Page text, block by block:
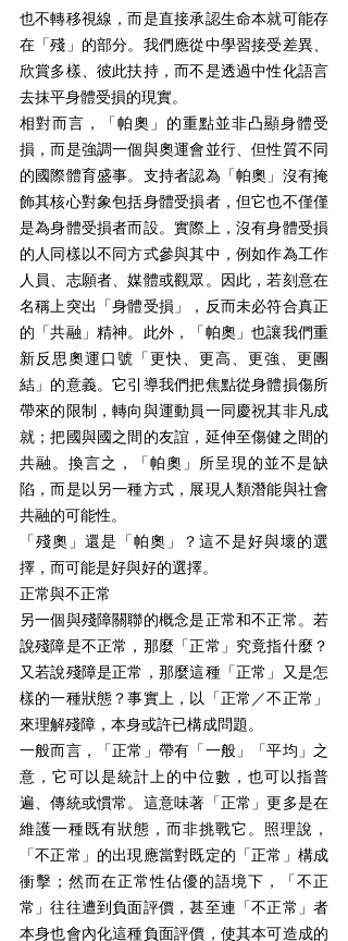
也不轉移視線，而是直接承認生命本就可能存
在「殘」的部分。我們應從中學習接受差異、
欣賞多樣、彼此扶持，而不是透過中性化語言
去抹平身體受損的現實。
相對而言，「帕奧」的重點並非凸顯身體受
損，而是強調一個與奧運會並行、但性質不同
的國際體育盛事。支持者認為「帕奧」沒有掩
飾其核心對象包括身體受損者，但它也不僅僅
是為身體受損者而設。實際上，沒有身體受損
的人同樣以不同方式參與其中，例如作為工作
人員、志願者、媒體或觀眾。因此，若刻意在
名稱上突出「身體受損」，反而未必符合真正
的「共融」精神。此外，「帕奧」也讓我們重
新反思奧運口號「更快、更高、更強、更團
結」的意義。它引導我們把焦點從身體損傷所
帶來的限制，轉向與運動員一同慶祝其非凡成
就；把國與國之間的友誼，延伸至傷健之間的
共融。換言之，「帕奧」所呈現的並不是缺
陷，而是以另一種方式，展現人類潛能與社會
共融的可能性。
「殘奧」還是「帕奧」？這不是好與壞的選
擇，而可能是好與好的選擇。
正常與不正常
另一個與殘障關聯的概念是正常和不正常。若
說殘障是不正常，那麼「正常」究竟指什麼？
又若說殘障是正常，那麼這種「正常」又是怎
樣的一種狀態？事實上，以「正常／不正常」
來理解殘障，本身或許已構成問題。
一般而言，「正常」帶有「一般」「平均」之
意，它可以是統計上的中位數，也可以指普
遍、傳統或慣常。這意味著「正常」更多是在
維護一種既有狀態，而非挑戰它。照理說，
「不正常」的出現應當對既定的「正常」構成
衝擊；然而在正常性佔優的語境下，「不正
常」往往遭到負面評價，甚至連「不正常」者
本身也會內化這種負面評價，使其本可造成的